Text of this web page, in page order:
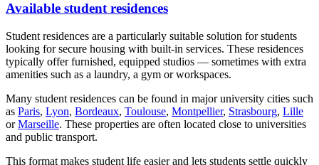
Available student residences
Student residences are a particularly suitable solution for students
looking for secure housing with built-in services. These residences
typically offer furnished, equipped studios — sometimes with extra
amenities such as a laundry, a gym or workspaces.
Many student residences can be found in major university cities such
as Paris, Lyon, Bordeaux, Toulouse, Montpellier, Strasbourg, Lille
orMarseille. These properties are often located close to universities
and public transport.
This format makes student life easier and lets students settle quickly